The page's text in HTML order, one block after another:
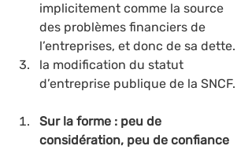
implicitement comme la source
des problèmes financiers de
l’entreprises, et donc de sa dette.
la modification du statut
d’entreprise publique de la SNCF.
Sur la forme : peu de
considération, peu de confiance